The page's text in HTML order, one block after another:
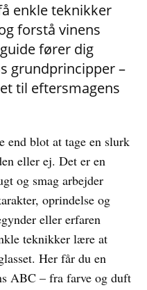
enkle teknikker
forstå vinens
fører dig
grundprincipper –
til eftersmagens
end blot at tage en slurk
eller ej. Det er en
og smag arbejder
oprindelse og
eller erfaren
teknikker lære at
Her får du en
ABC – fra farve og duft